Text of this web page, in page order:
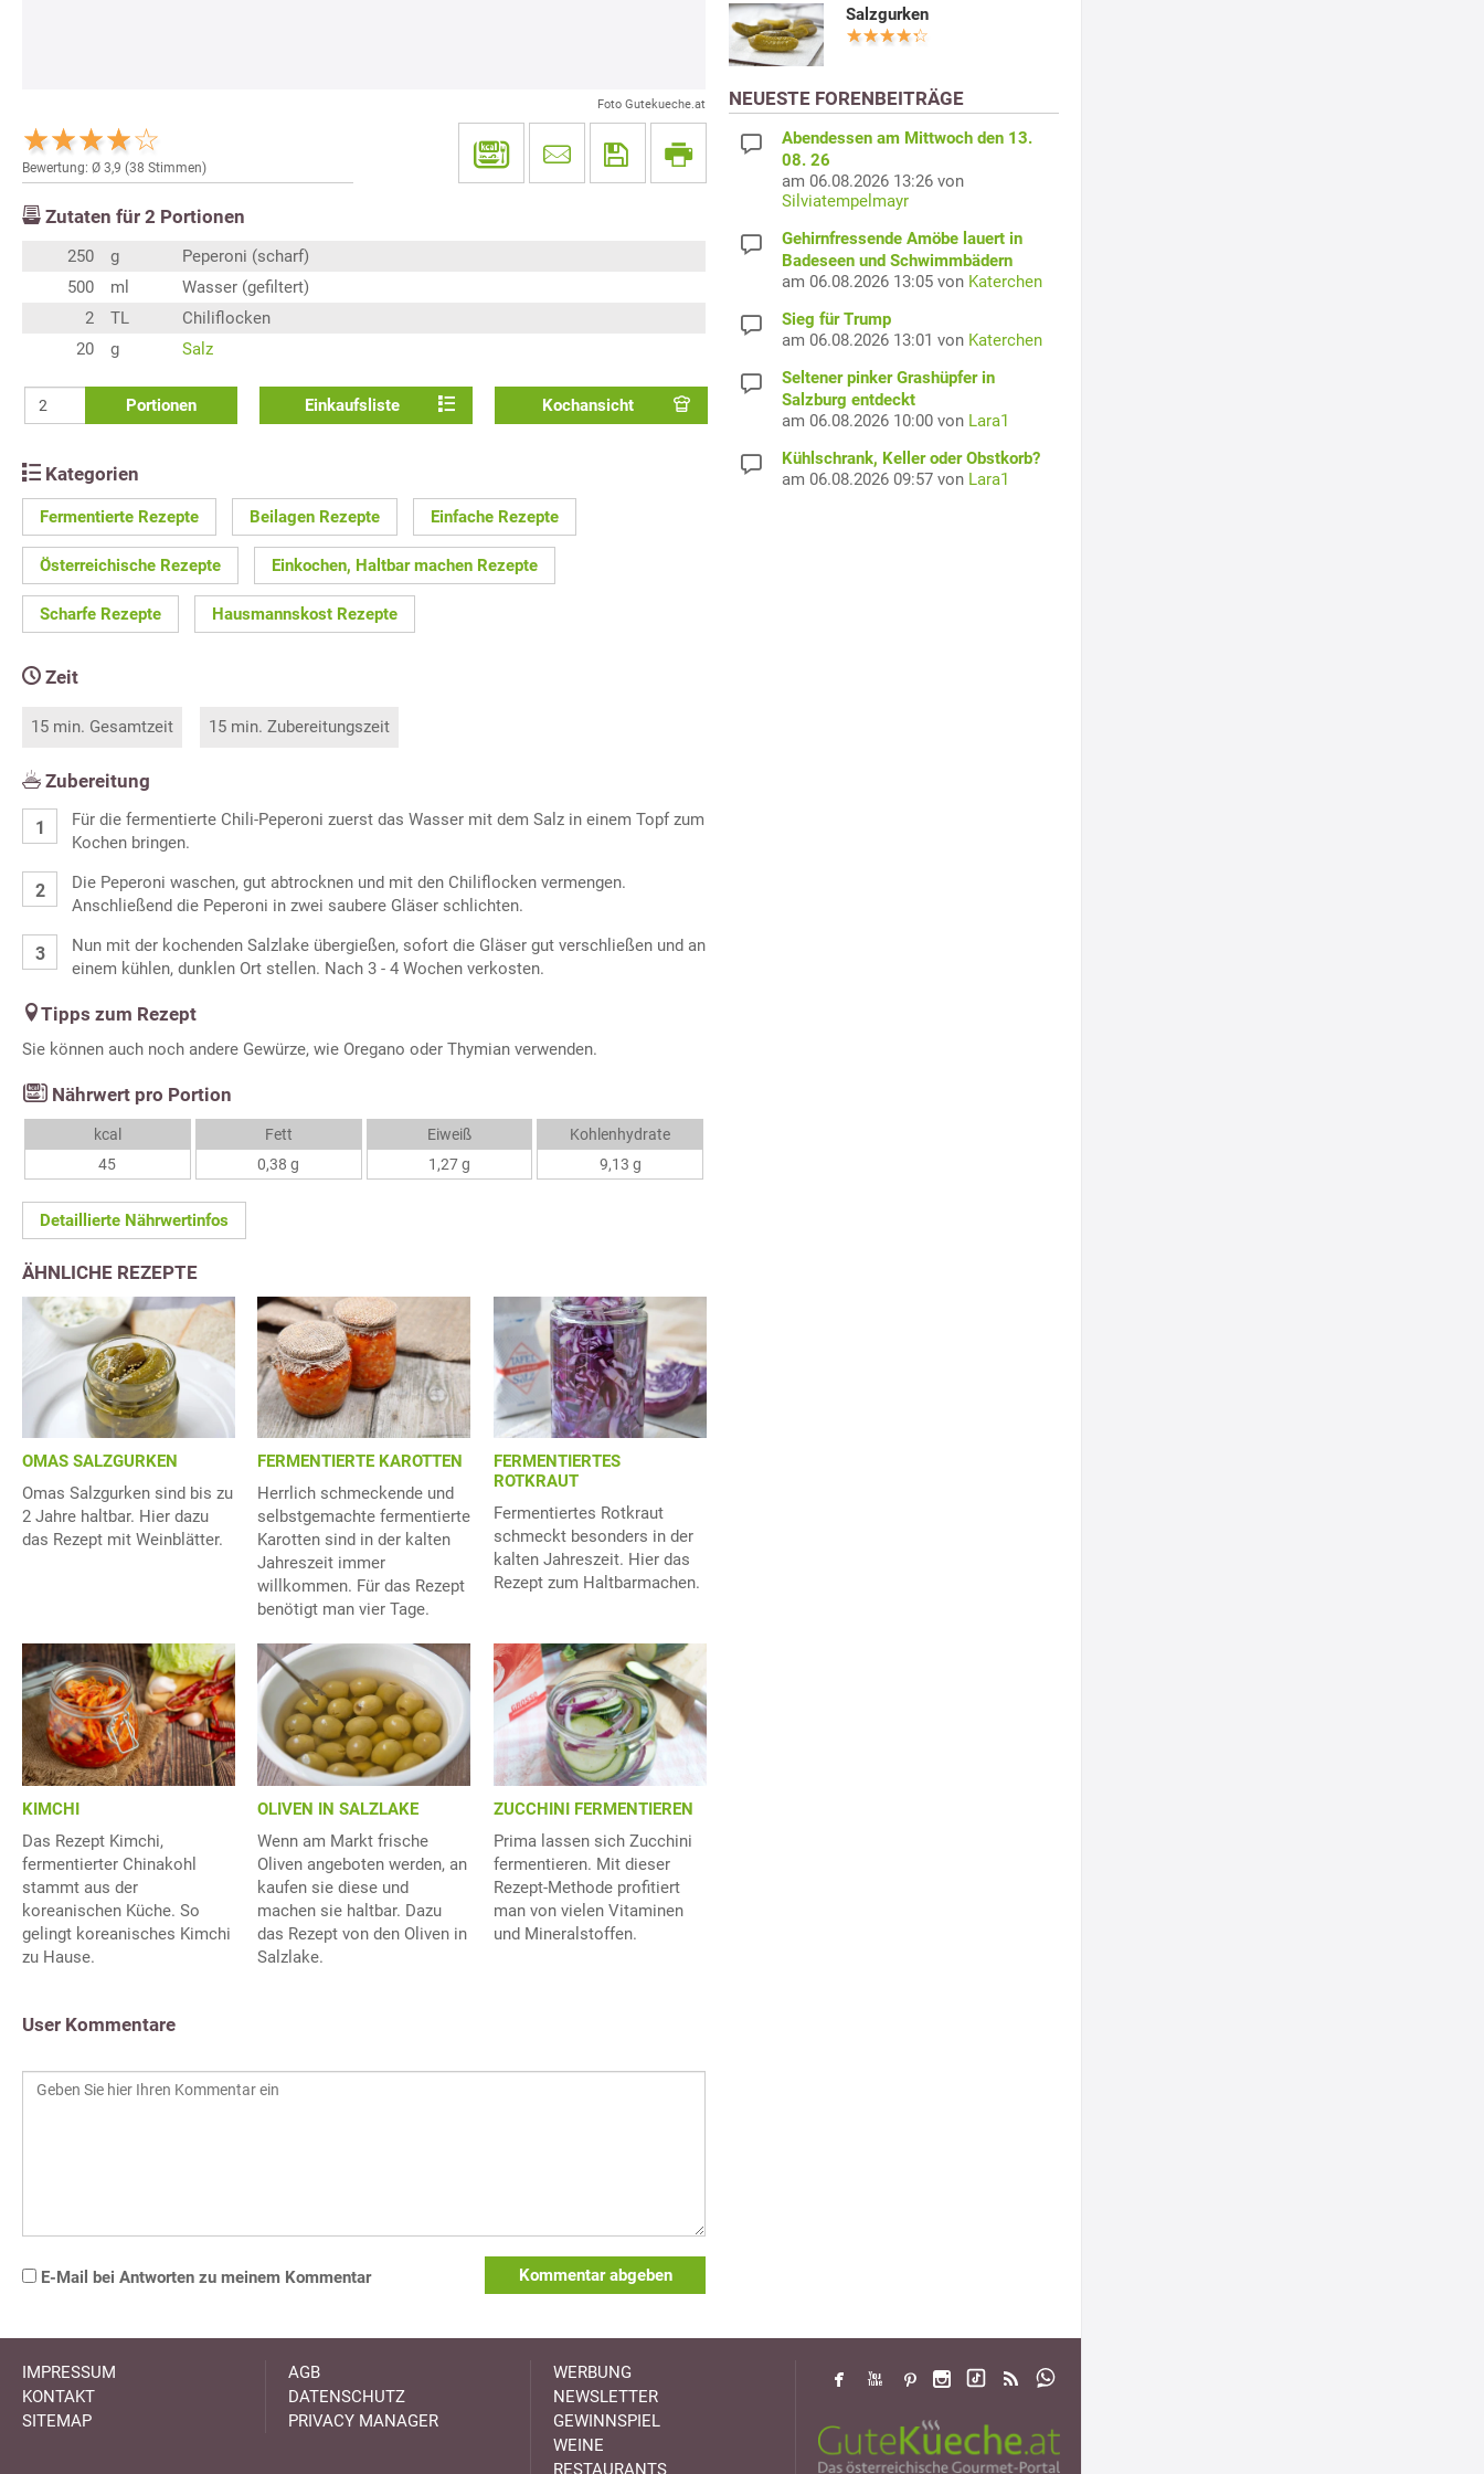
Foto Gutekueche.at
Bewertung: Ø 3,9 (38 Stimmen)
Zutaten für 2 Portionen
250 g
Peperoni (scharf)
500
ml
Wasser (gefiltert)
2
TL
Chiliflocken
20
g Salz
Portionen Einkaufsliste Kochansicht
Kategorien
Fermentierte Rezepte Beilagen Rezepte Einfache Rezepte
Österreichische Rezepte Einkochen, Haltbar machen Rezepte
Scharfe Rezepte Hausmannskost Rezepte
Zeit
15 min. Gesamtzeit 15 min. Zubereitungszeit
Zubereitung
Für die fermentierte Chili-Peperoni zuerst das Wasser mit dem Salz in einem Topf zum
Kochen bringen.
Die Peperoni waschen, gut abtrocknen und mit den Chiliflocken vermengen.
Anschließend die Peperoni in zwei saubere Gläser schlichten.
Nun mit der kochenden Salzlake übergießen, sofort die Gläser gut verschließen und an
einem kühlen, dunklen Ort stellen. Nach 3 - 4 Wochen verkosten.
Tipps zum Rezept
Sie können auch noch andere Gewürze, wie Oregano oder Thymian verwenden.
Nährwert pro Portion
kcal
45
Fett
0,38 g
Eiweiß
1,27 g
Kohlenhydrate
9,13 g
Detaillierte Nährwertinfos
ÄHNLICHE REZEPTE
OMAS SALZGURKEN
Omas Salzgurken sind bis zu
2 Jahre haltbar. Hier dazu
das Rezept mit Weinblätter.
FERMENTIERTE KAROTTEN
Herrlich schmeckende und
selbstgemachte fermentierte
Karotten sind in der kalten
Jahreszeit immer
willkommen. Für das Rezept
benötigt man vier Tage.
FERMENTIERTES
ROTKRAUT
Fermentiertes Rotkraut
schmeckt besonders in der
kalten Jahreszeit. Hier das
Rezept zum Haltbarmachen.
KIMCHI
Das Rezept Kimchi,
fermentierter Chinakohl
stammt aus der
koreanischen Küche. So
gelingt koreanisches Kimchi
zu Hause.
OLIVEN IN SALZLAKE
Wenn am Markt frische
Oliven angeboten werden, an
kaufen sie diese und
machen sie haltbar. Dazu
das Rezept von den Oliven in
Salzlake.
ZUCCHINI FERMENTIEREN
Prima lassen sich Zucchini
fermentieren. Mit dieser
Rezept-Methode profitiert
man von vielen Vitaminen
und Mineralstoffen.
User Kommentare
E-Mail bei Antworten zu meinem Kommentar Kommentar abgeben
Salzgurken
NEUESTE FORENBEITRÄGE
Abendessen am Mittwoch den 13.
08. 26
am 06.08.2026 13:26 von
Silviatempelmayr
Gehirnfressende Amöbe lauert in
Badeseen und Schwimmbädern
am 06.08.2026 13:05 von Katerchen
Sieg für Trump
am 06.08.2026 13:01 von Katerchen
Seltener pinker Grashüpfer in
Salzburg entdeckt
am 06.08.2026 10:00 von Lara1
Kühlschrank, Keller oder Obstkorb?
am 06.08.2026 09:57 von Lara1
IMPRESSUM
KONTAKT
SITEMAP
AGB
DATENSCHUTZ
PRIVACY MANAGER
WERBUNG
NEWSLETTER
GEWINNSPIEL
WEINE
RESTAURANTS